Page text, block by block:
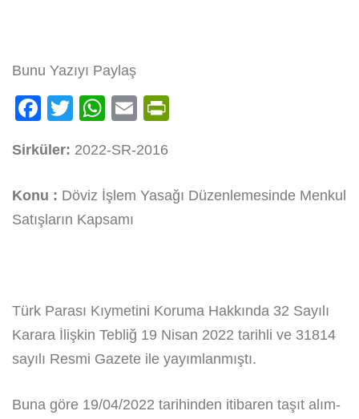
Bunu Yazıyı Paylaş
Facebook
Twitter
WhatsApp
Email
Sirküler: 2022-SR-2016
Konu : Döviz İşlem Yasağı Düzenlemesinde Menkul
Satışların Kapsamı
Türk Parası Kıymetini Koruma Hakkında 32 Sayılı
Karara İlişkin Tebliğ 19 Nisan 2022 tarihli ve 31814
sayılı Resmi Gazete ile yayımlanmıştı.
Buna göre 19/04/2022 tarihinden itibaren taşıt alım-